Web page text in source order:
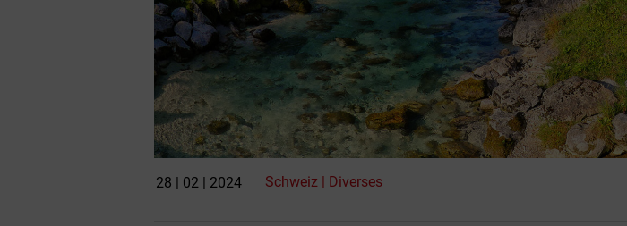
28 | 02 | 2024 Schweiz | Diverses